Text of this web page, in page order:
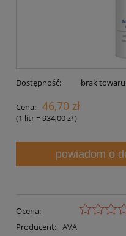
Dostępność: brak towaru
Cena: 46,70 zł
(1 litr=934,00 zł)
powiadom o
Ocena:
Producent: AVA